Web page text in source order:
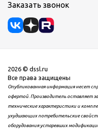
Заказать звонок
2026 © dssl.ru
Все права защищены
Опубликованная информация несет
офертой. Производитель оставляет за
технические характеристики и
ухудшающих потребительские
оборудования устаревших